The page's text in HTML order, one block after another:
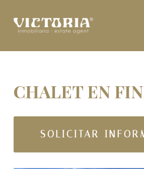
CHALET EN
SOLICITAR